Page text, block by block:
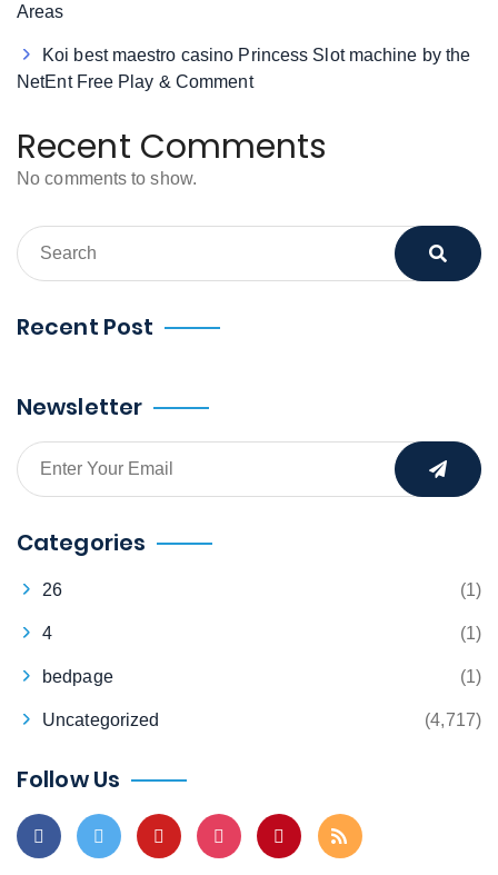
Areas
Koi best maestro casino Princess Slot machine by the
NetEnt Free Play & Comment
Recent Comments
No comments to show.
Recent Post
Newsletter
Categories
26 (1)
4 (1)
bedpage (1)
Uncategorized (4,717)
Follow Us